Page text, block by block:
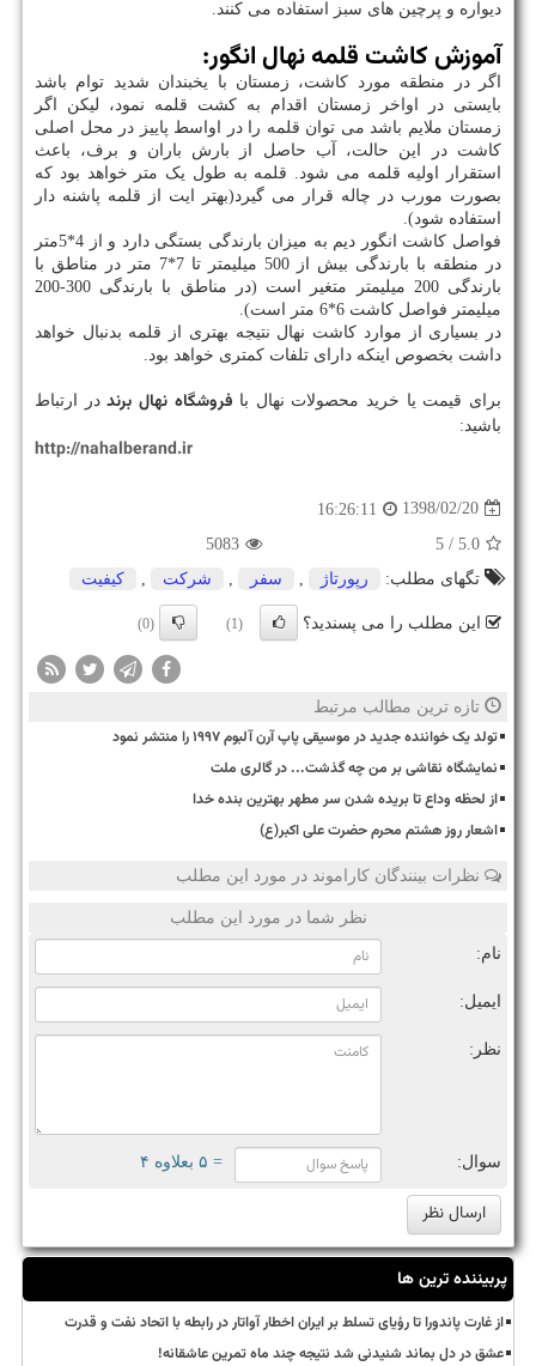
دیواره و پرچین های سبز استفاده می کنند.
آموزش کاشت قلمه نهال انگور:
اگر در منطقه مورد کاشت، زمستان با یخبندان شدید توام باشد
بایستی در اواخر زمستان اقدام به کشت قلمه نمود، لیکن اگر
زمستان ملایم باشد می توان قلمه را در اواسط پاییز در محل اصلی
کاشت در این حالت، آب حاصل از بارش باران و برف، باعث
استقرار اولیه قلمه می شود. قلمه به طول یک متر خواهد بود که
بصورت مورب در چاله قرار می گیرد(بهتر ایت از قلمه پاشنه دار
استفاده شود).
فواصل کاشت انگور دیم به میزان بارندگی بستگی دارد و از 4*5متر
در منطقه با بارندگی بیش از 500 میلیمتر تا 7*7 متر در مناطق با
بارندگی 200 میلیمتر متغیر است (در مناطق با بارندگی 300-200
میلیمتر فواصل کاشت 6*6 متر است).
در بسیاری از موارد کاشت نهال نتیجه بهتری از قلمه بدنبال خواهد
داشت بخصوص اینکه دارای تلفات کمتری خواهد بود.
برای قیمت یا خرید محصولات نهال با فروشگاه نهال برنددر ارتباط
باشید:
http://nahalberand.ir
1398/02/20
16:26:11
5.0
/ 5
5083
تگهای مطلب:
رپورتاژ , سفر , شركت , كیفیت
این مطلب را می پسندید؟ (1)
(0)
تازه ترین مطالب مرتبط
تولد یک خواننده جدید در موسیقی پاپ آرن آلبوم ۱۹۹۷ را منتشر نمود
نمایشگاه نقاشی بر من چه گذشت... در گالری ملت
از لحظه وداع تا بریده شدن سر مطهر بهترین بنده خدا
اشعار روز هشتم محرم حضرت علی اکبر(ع)
نظرات بینندگان کاراموند در مورد این مطلب
نظر شما در مورد این مطلب
نام:
ایمیل:
نظر:
سوال: = ۵ بعلاوه ۴
پربیننده ترین ها
از غارت پاندورا تا رؤیای تسلط بر ایران اخطار آواتار در رابطه با اتحاد نفت و قدرت
عشق در دل بماند شنیدنی شد نتیجه چند ماه تمرین عاشقانه!